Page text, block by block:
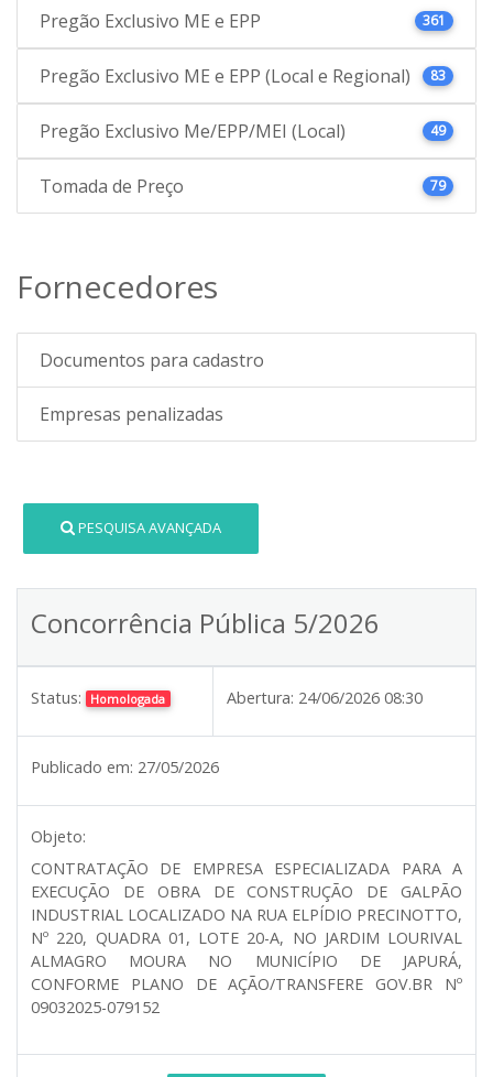
Pregão Exclusivo ME e EPP 361
Pregão Exclusivo ME e EPP (Local e Regional) 83
Pregão Exclusivo Me/EPP/MEI (Local) 49
Tomada de Preço 79
Fornecedores
Documentos para cadastro
Empresas penalizadas
PESQUISA AVANÇADA
Concorrência Pública 5/2026
Status: Homologada Abertura: 24/06/2026 08:30
Publicado em: 27/05/2026
Objeto:
CONTRATAÇÃO DE EMPRESA ESPECIALIZADA PARA A
EXECUÇÃO DE OBRA DE CONSTRUÇÃO DE GALPÃO
INDUSTRIAL LOCALIZADO NA RUA ELPÍDIO PRECINOTTO,
Nº 220, QUADRA 01, LOTE 20-A, NO JARDIM LOURIVAL
ALMAGRO MOURA NO MUNICÍPIO DE JAPURÁ,
CONFORME PLANO DE AÇÃO/TRANSFERE GOV.BR Nº
09032025-079152